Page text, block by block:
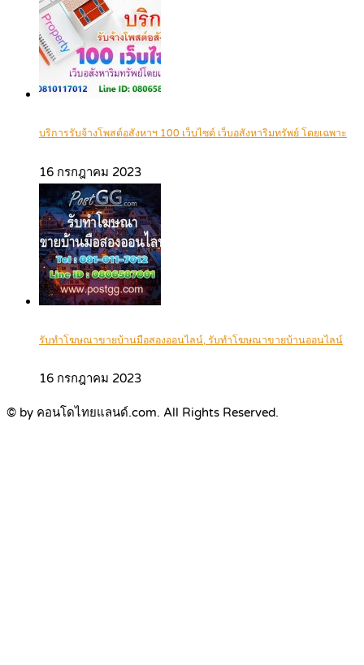
บริการรับจ้างโพสต์อสังหาฯ 100 เว็บไซต์ เว็บอสังหาริมทรัพย์ โดยเฉพาะ
16 กรกฎาคม 2023
รับทำโฆษณาขายบ้านมือสองออนไลน์, รับทำโฆษณาขายบ้านออนไลน์
16 กรกฎาคม 2023
© by คอนโดไทยแลนด์.com. All Rights Reserved.